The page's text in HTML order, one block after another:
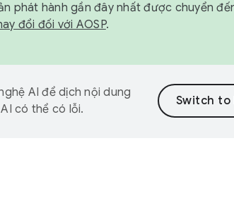
phát hành gần đây nhất được chuyển
đổi đối với AOSP.
AI để dịch nội dung
có thể có lỗi.